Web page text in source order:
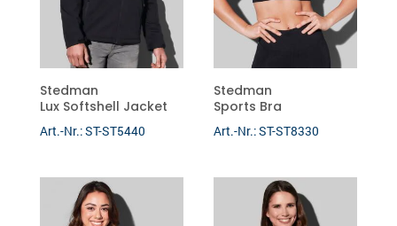
RUSSELL
THE ONE
Newsletter
Stedman
Lux Softshell Jacket
Art.-Nr.: ST-ST5440
Stedman
Sports Bra
Art.-Nr.: ST-ST8330